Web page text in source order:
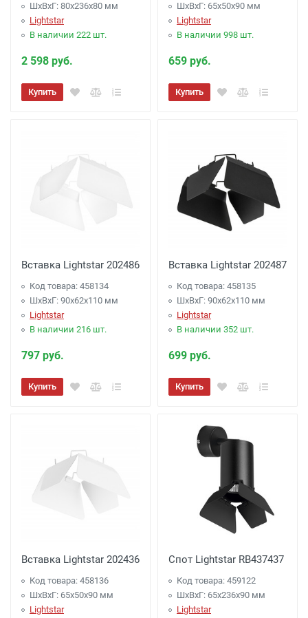
ШхВхГ: 80x236x80 мм
Lightstar
В наличии 222 шт.
2 598 руб.
Купить
ШхВхГ: 65x50x90 мм
Lightstar
В наличии 998 шт.
659 руб.
Купить
Вставка Lightstar 202486
Код товара: 458134
ШхВхГ: 90x62x110 мм
Lightstar
В наличии 216 шт.
797 руб.
Купить
Вставка Lightstar 202487
Код товара: 458135
ШхВхГ: 90x62x110 мм
Lightstar
В наличии 352 шт.
699 руб.
Купить
Вставка Lightstar 202436
Код товара: 458136
ШхВхГ: 65x50x90 мм
Lightstar
Спот Lightstar RB437437
Код товара: 459122
ШхВхГ: 65x236x90 мм
Lightstar